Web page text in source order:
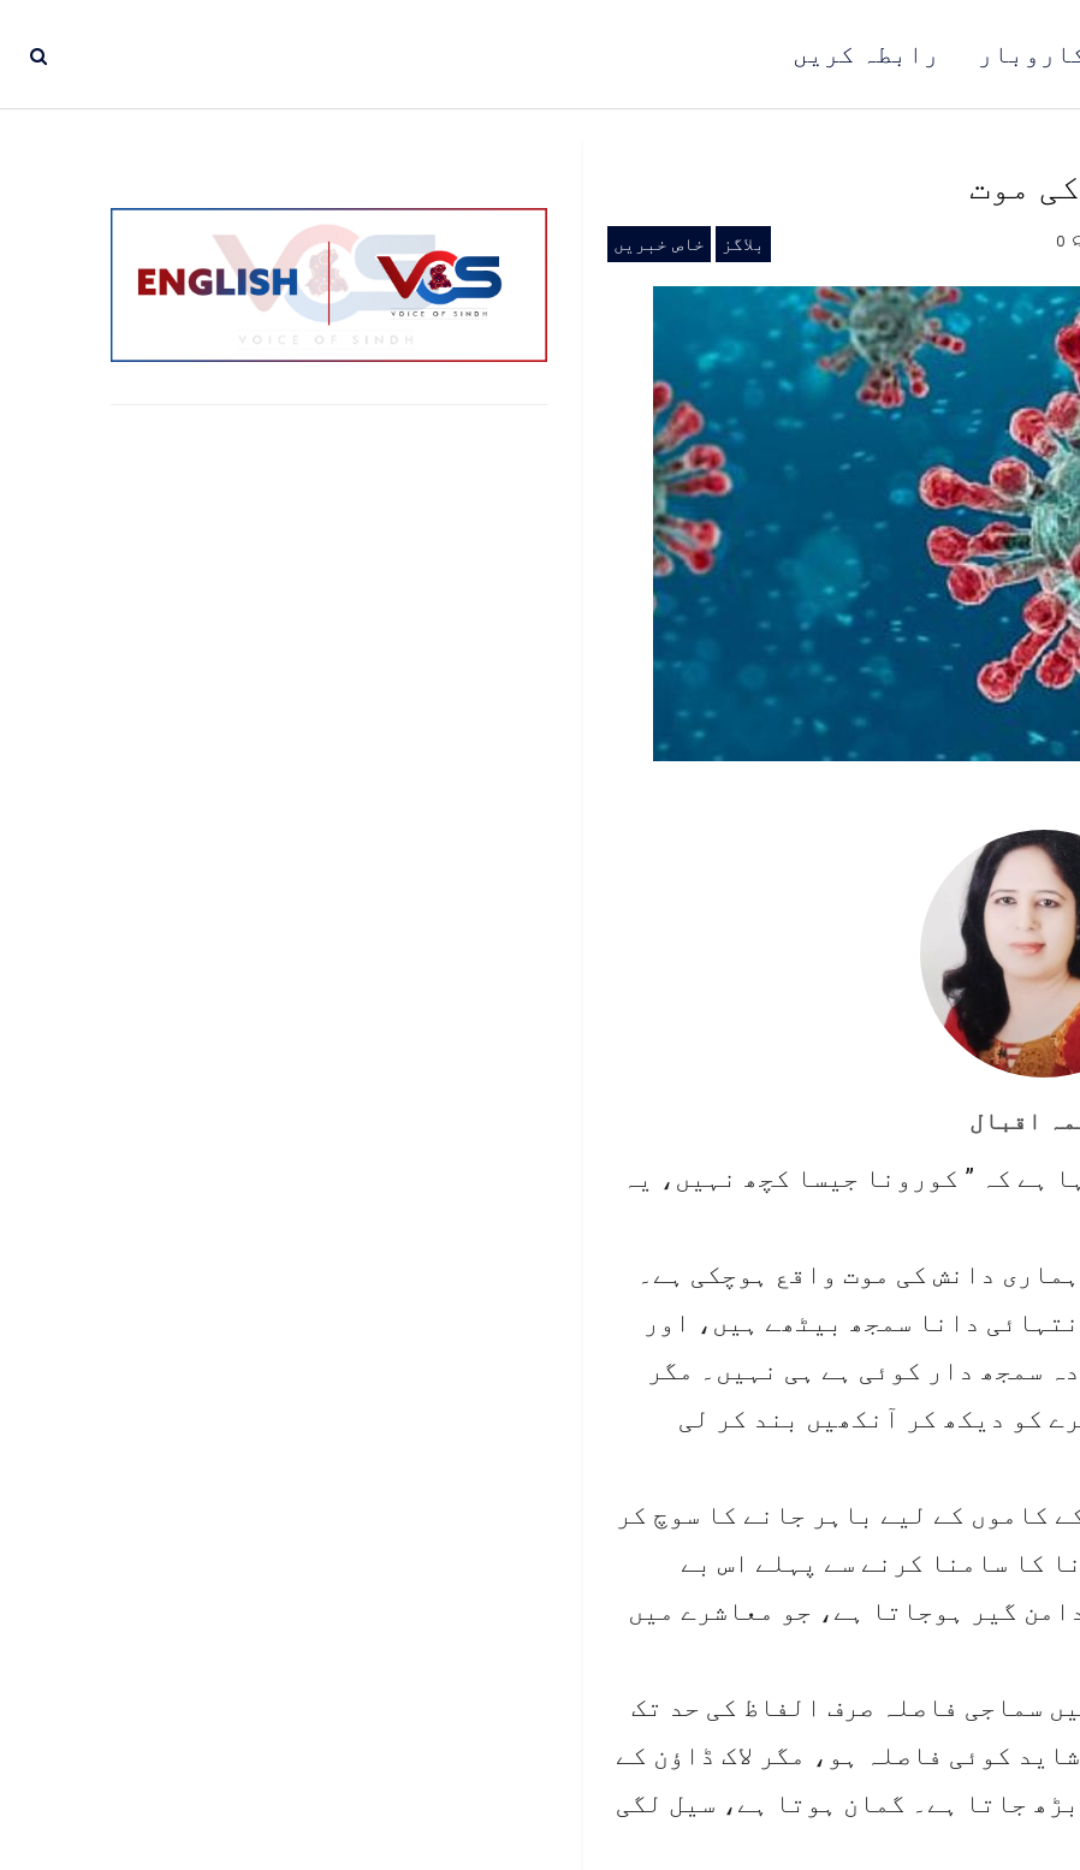
رابطہ کریں
موت
بلاگز خاص خبریں
اقبال
ہے کہ ” کورونا جیسا کچھ نہیں، یہ
دانش کی موت واقع ہوچکی ہے۔
دانا سمجھ بیٹھے ہیں، اور
سمجھ دار کوئی ہے ہی نہیں۔ مگر
کو دیکھ کر آنکھیں بند کر لی
کاموں کے لیے باہر جانے کا سوچ کر
کا سامنا کرنے سے پہلے اس بے
گیر ہوجاتا ہے، جو معاشرے میں
سماجی فاصلہ صرف الفاظ کی حد تک
کوئی فاصلہ ہو، مگر لاک ڈاﺅن کے
جاتا ہے۔ گمان ہوتا ہے، سیل لگی